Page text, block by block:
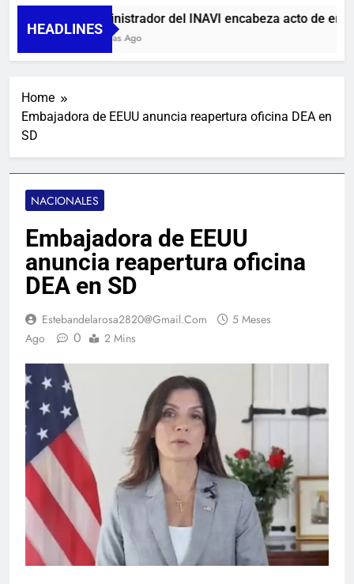
HEADLINES
Administrador del INAVI encabeza acto de
11 Horas Ago
Home
Embajadora de EEUU anuncia reapertura oficina DEA en
SD
NACIONALES
Embajadora de EEUU
anuncia reapertura oficina
DEA en SD
Estebandelarosa2820@gmail.com
5 Meses
Ago
0 2 Mins